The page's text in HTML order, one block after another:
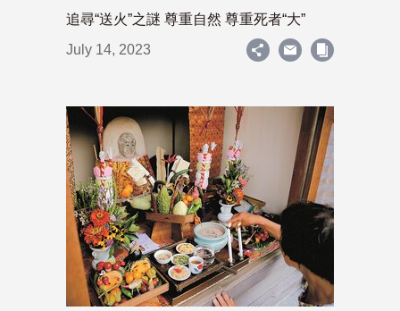
追尋“送火”之謎 尊重自然 尊重死者“大”
July 14, 2023